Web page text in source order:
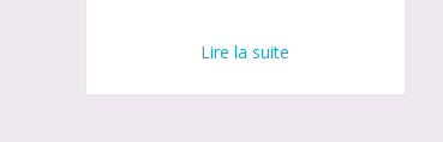
Lire la suite